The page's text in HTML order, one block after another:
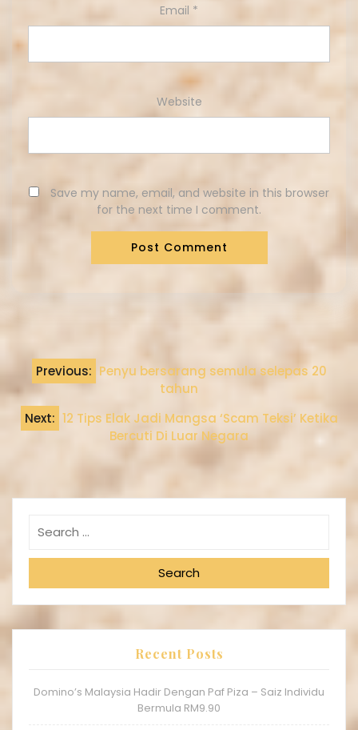
Email *
Website
Save my name, email, and website in this browser
for the next time I comment.
Previous: Penyu bersarang semula selepas 20
tahun
Next: 12 Tips Elak Jadi Mangsa ‘Scam Teksi’ Ketika
Bercuti Di Luar Negara
Search
Recent Posts
Domino’s Malaysia Hadir Dengan Paf Piza – Saiz Individu
Bermula RM9.90